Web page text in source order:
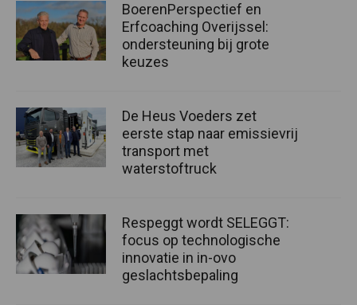
BoerenPerspectief en
Erfcoaching Overijssel:
ondersteuning bij grote
keuzes
De Heus Voeders zet
eerste stap naar emissievrij
transport met
waterstoftruck
Respeggt wordt SELEGGT:
focus op technologische
innovatie in in-ovo
geslachtsbepaling